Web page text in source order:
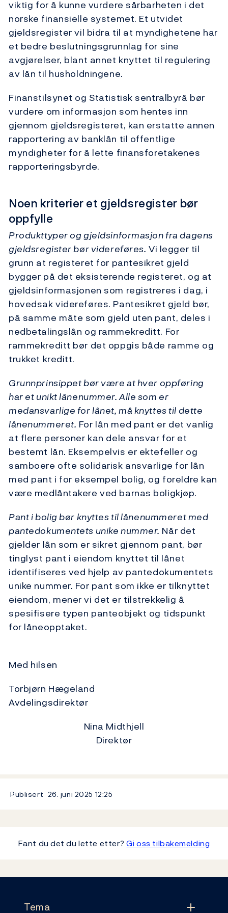
viktig for å kunne vurdere sårbarheten i det
norske finansielle systemet. Et utvidet
gjeldsregister vil bidra til at myndighetene har
et bedre beslutningsgrunnlag for sine
avgjørelser, blant annet knyttet til regulering
av lån til husholdningene.
Finanstilsynet og Statistisk sentralbyrå bør
vurdere om informasjon som hentes inn
gjennom gjeldsregisteret, kan erstatte annen
rapportering av banklån til offentlige
myndigheter for å lette finansforetakenes
rapporteringsbyrde.
Noen kriterier et gjeldsregister bør
oppfylle
Produkttyper og gjeldsinformasjon fra dagens
gjeldsregister bør videreføres. Vi legger til
grunn at registeret for pantesikret gjeld
bygger på det eksisterende registeret, og at
gjeldsinformasjonen som registreres i dag, i
hovedsak videreføres. Pantesikret gjeld bør,
på samme måte som gjeld uten pant, deles i
nedbetalingslån og rammekreditt. For
rammekreditt bør det oppgis både ramme og
trukket kreditt.
Grunnprinsippet bør være at hver oppføring
har et unikt lånenummer. Alle som er
medansvarlige for lånet, må knyttes til dette
lånenummeret. For lån med pant er det vanlig
at flere personer kan dele ansvar for et
bestemt lån. Eksempelvis er ektefeller og
samboere ofte solidarisk ansvarlige for lån
med pant i for eksempel bolig, og foreldre kan
være medlåntakere ved barnas boligkjøp.
Pant i bolig bør knyttes til lånenummeret med
pantedokumentets unike nummer. Når det
gjelder lån som er sikret gjennom pant, bør
tinglyst pant i eiendom knyttet til lånet
identifiseres ved hjelp av pantedokumentets
unike nummer. For pant som ikke er tilknyttet
eiendom, mener vi det er tilstrekkelig å
spesifisere typen panteobjekt og tidspunkt
for låneopptaket.
Med hilsen
Torbjørn Hægeland
Avdelingsdirektør
Nina Midthjell
Direktør
Publisert 26. juni 2025 12:25
Fant du det du lette etter?Gi oss tilbakemelding
Tema